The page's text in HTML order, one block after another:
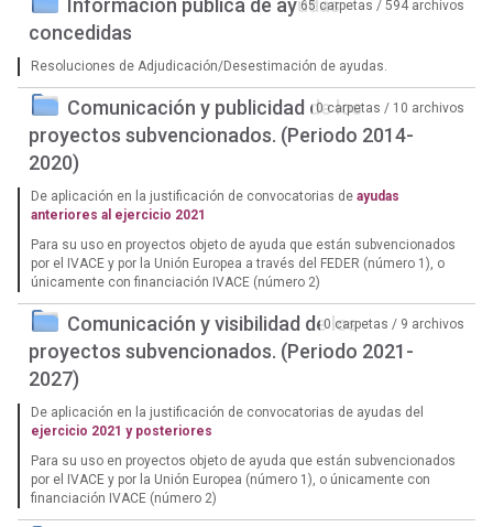
Información pública de ayudas
concedidas
65 carpetas / 594 archivos
Resoluciones de Adjudicación/Desestimación de ayudas.
Comunicación y publicidad de los
proyectos subvencionados. (Periodo 2014-
2020)
0 carpetas / 10 archivos
De aplicación en la justificación de convocatorias de ayudas
anteriores al ejercicio 2021
Para su uso en proyectos objeto de ayuda que están subvencionados
por el IVACE y por la Unión Europea a través del FEDER (número 1), o
únicamente con financiación IVACE (número 2)
Comunicación y visibilidad de los
proyectos subvencionados. (Periodo 2021-
2027)
0 carpetas / 9 archivos
De aplicación en la justificación de convocatorias de ayudas del
ejercicio 2021 y posteriores
Para su uso en proyectos objeto de ayuda que están subvencionados
por el IVACE y por la Unión Europea (número 1), o únicamente con
financiación IVACE (número 2)